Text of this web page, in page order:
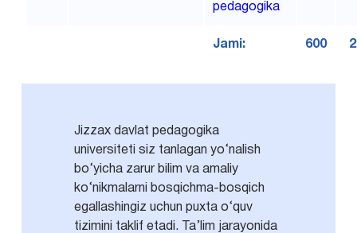
pedagogika
Jami: 600
Jizzax davlat pedagogika
universiteti siz tanlagan yo‘nalish
bo‘yicha zarur bilim va amaliy
ko‘nikmalarni bosqichma-bosqich
egallashingiz uchun puxta o‘quv
tizimini taklif etadi. Ta’lim jarayonida